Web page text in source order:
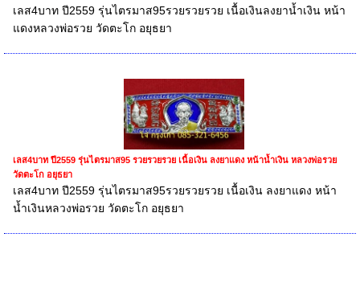
เลส4บาท ปี2559 รุ่นไตรมาส95รวยรวยรวย เนื้อเงินลงยาน้ำเงิน หน้า
แดงหลวงพ่อรวย วัดตะโก อยุธยา
เลส4บาท ปี2559 รุ่นไตรมาส95 รวยรวยรวย เนื้อเงิน ลงยาแดง หน้าน้ำเงิน หลวงพ่อรวย
วัดตะโก อยุธยา
เลส4บาท ปี2559 รุ่นไตรมาส95รวยรวยรวย เนื้อเงิน ลงยาแดง หน้า
น้ำเงินหลวงพ่อรวย วัดตะโก อยุธยา